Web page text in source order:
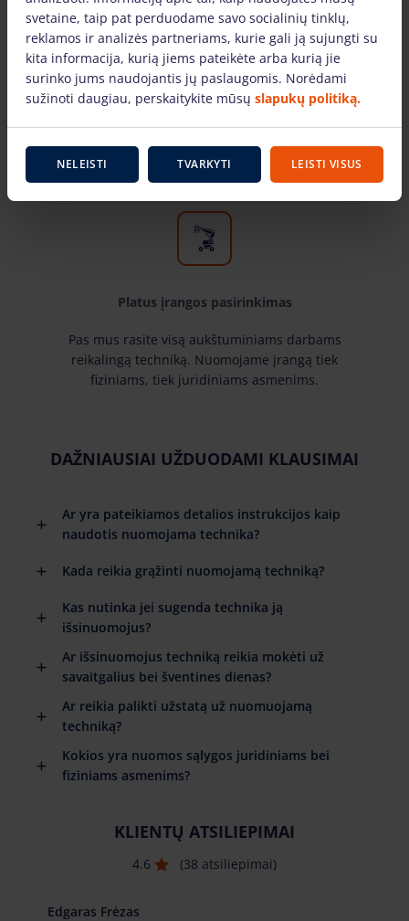
Tik žinomų gamintojų įranga
Pas mus rasite žinomiausių gamintojų ir laiko
patikrintą aukštuminiams darbams skirtą įrangą.
Mūsų nuomojama technika yra techniškai
tvarkinga ir tinkami naudoti.
Platus įrangos pasirinkimas
Pas mus rasite visą aukštuminiams darbams
reikalingą techniką. Nuomojame įrangą tiek
fiziniams, tiek juridiniams asmenims.
DAŽNIAUSIAI UŽDUODAMI KLAUSIMAI
Ar yra pateikiamos detalios instrukcijos kaip
naudotis nuomojama technika?
Kada reikia grąžinti nuomojamą techniką?
Kas nutinka jei sugenda technika ją
išsinuomojus?
Ar išsinuomojus techniką reikia mokėti už
savaitgalius bei šventines dienas?
Ar reikia palikti užstatą už nuomuojamą
techniką?
Kokios yra nuomos sąlygos juridiniams bei
fiziniams asmenims?
KLIENTŲ ATSILIEPIMAI
4.6 (38 atsiliepimai)
Edgaras Frėzas
svetaine, taip pat perduodame savo socialinių tinklų,
reklamos ir analizės partneriams, kurie gali ją sujungti su
kita informacija, kurią jiems pateikėte arba kurią jie
surinko jums naudojantis jų paslaugomis. Norėdami
sužinoti daugiau, perskaitykite mūsų slapukų politiką.
NELEISTI TVARKYTI LEISTI VISUS